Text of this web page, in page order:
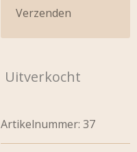
Verzenden
Uitverkocht
Artikelnummer: 37